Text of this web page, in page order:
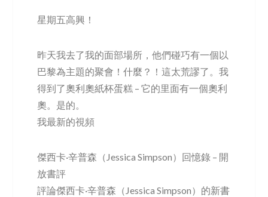
星期五高興！
昨天我去了我的面部場所，他們碰巧有一個以
巴黎為主題的聚會！什麼？！這太荒謬了。我
得到了奧利奧紙杯蛋糕 – 它的里面有一個奧利
奧。是的。
我最新的視頻
傑西卡·辛普森（Jessica Simpson）回憶錄 – 開
放書評
評論傑西卡·辛普森（Jessica Simpson）的新書